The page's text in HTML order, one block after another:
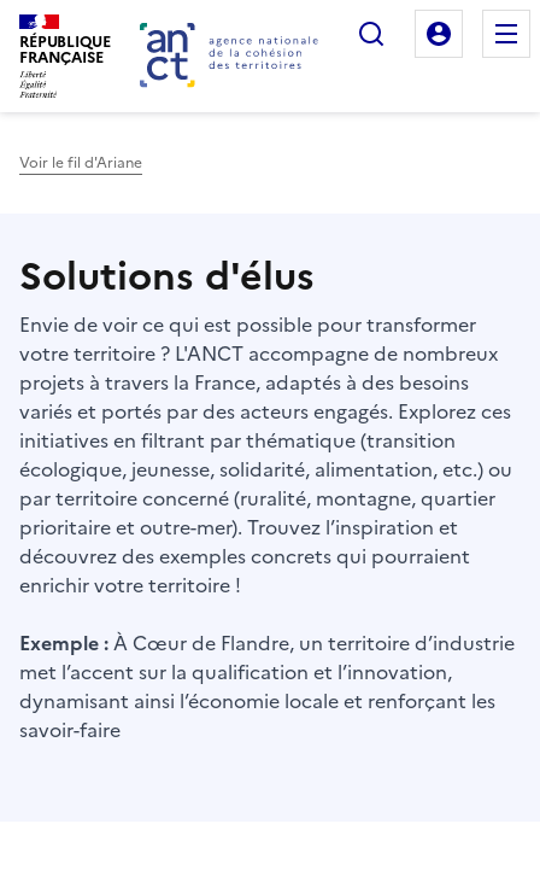
RÉPUBLIQUE
FRANÇAISE
Rechercher
Mon
Voir le fil d'Ariane
Solutions d'élus
Envie de voir ce qui est possible pour transformer
votre territoire ? L'ANCT accompagne de nombreux
projets à travers la France, adaptés à des besoins
variés et portés par des acteurs engagés. Explorez ces
initiatives en filtrant par thématique (transition
écologique, jeunesse, solidarité, alimentation, etc.) ou
par territoire concerné (ruralité, montagne, quartier
prioritaire et outre-mer). Trouvez l’inspiration et
découvrez des exemples concrets qui pourraient
enrichir votre territoire !
Exemple :À Cœur de Flandre, un territoire d’industrie
met l’accent sur la qualification et l’innovation,
dynamisant ainsi l’économie locale et renforçant les
savoir-faire